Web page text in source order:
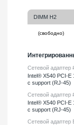
DIMM H2
Сетевой адаптер
Intel® X540 PCI-E
c support (RJ-45)
Сетевой адаптер
Intel® X540 PCI-E
c support (RJ-45)
Сетевой адаптер